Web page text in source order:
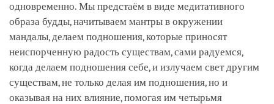
одновременно. Мы предстаём в виде медитативного
образа будды, начитываем мантры в окружении
мандалы, делаем подношения, которые приносят
неиспорченную радость существам, сами радуемся,
когда делаем подношения себе, и излучаем свет другим
существам, не только делая им подношения, но и
оказывая на них влияние, помогая им четырьмя